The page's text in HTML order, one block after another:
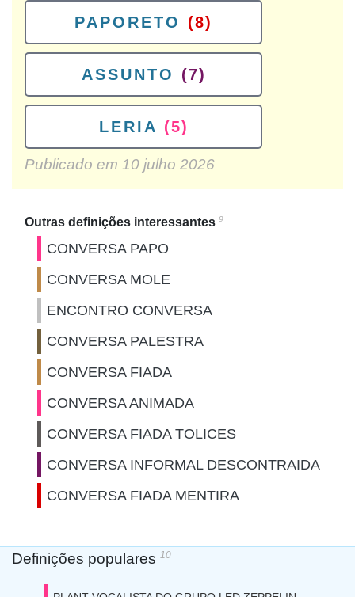
PAPORETO (8)
ASSUNTO (7)
LERIA (5)
Publicado em 10 julho 2026
Outras definições interessantes 9
CONVERSA PAPO
CONVERSA MOLE
ENCONTRO CONVERSA
CONVERSA PALESTRA
CONVERSA FIADA
CONVERSA ANIMADA
CONVERSA FIADA TOLICES
CONVERSA INFORMAL DESCONTRAIDA
CONVERSA FIADA MENTIRA
Definições populares 10